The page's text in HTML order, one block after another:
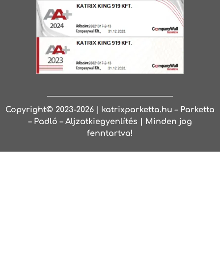
Copyright© 2023-2026 | katrixparketta.hu – Parketta
– Padló – Aljzatkiegyenlítés | Minden jog
fenntartva!